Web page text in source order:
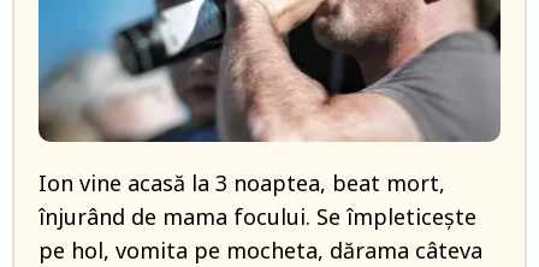
Ion vine acasă la 3 noaptea, beat mort,
înjurând de mama focului. Se împleticește
pe hol, vomita pe mocheta, dărama câteva